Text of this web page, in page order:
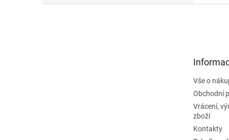
Vše o
Obchodní
Vrácení,
zboží
Kontakty